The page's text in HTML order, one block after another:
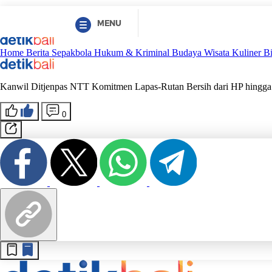
MENU
Home Berita Sepakbola Hukum & Kriminal Budaya Wisata Kuliner
Kanwil Ditjenpas NTT Komitmen Lapas-Rutan Bersih dari HP
0